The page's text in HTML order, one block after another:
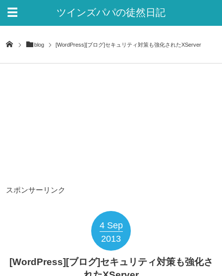
ツインズパパの徒然日記
blog [WordPress][ブログ]セキュリティ対策も強化されたXServer
スポンサーリンク
4 Sep
2013
[WordPress][ブログ]セキュリティ対策も強化さ